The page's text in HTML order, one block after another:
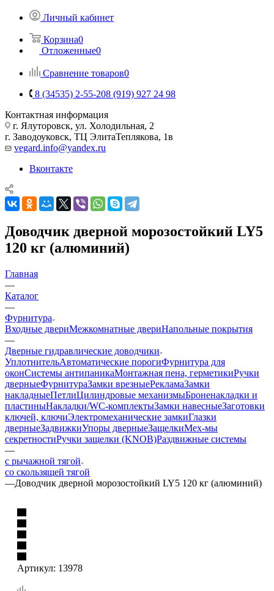
Личный кабинет
Корзина0
Отложенные0
Сравнение товаров0
8 (34535) 2-55-208 (919) 927 24 98
Контактная информация
г. Ялуторовск, ул. Холодильная, 2
г. Заводоуковск, ​ТЦ Элита​Теплякова, 1в
vegard.info@yandex.ru
Вконтакте
Доводчик дверной морозостойкий LY5
120 кг (алюминий)
Главная
—
Каталог
—
Фурнитура
Входные двериМежкомнатные двериНапольные покрытия
—
Дверные гидравлические доводчики
УплотнительАвтоматические порогиФурнитура для
оконСистемы антипаникаМонтажная пена, герметикиРучки
дверныеФурнитураЗамки врезныеРекламаЗамки
накладныеПетлиЦилиндровые механизмыБроненакладки и
пластиныНакладки/WC-комплектыЗамки навесныеЗаготовки
ключей, ключиЭлектромеханические замкиГлазки
дверныеЗадвижкиУпоры дверныеЗащелкиМех-мы
секретностиРучки защелки (KNOB)Раздвижные системы
—
с рычажной тягой
со скользящей тягой
—Доводчик дверной морозостойкий LY5 120 кг (алюминий)
Артикул: 13978